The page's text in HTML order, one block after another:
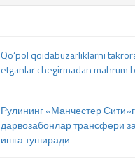
Qo‘pol qoidabuzarliklarni
etganlar chegirmadan mahrum
Рулининг «Манчестер
дарвозабонлар трансфери
ишга туширади